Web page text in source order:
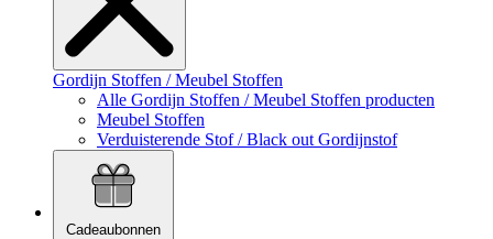
Gordijn Stoffen / Meubel Stoffen
Alle Gordijn Stoffen / Meubel Stoffen producten
Meubel Stoffen
Verduisterende Stof / Black out Gordijnstof
Cadeaubonnen